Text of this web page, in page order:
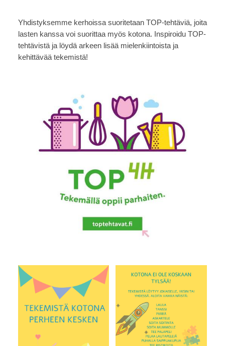
Yhdistyksemme kerhoissa suoritetaan TOP-tehtäviä, joita
lasten kanssa voi suorittaa myös kotona. Inspiroidu TOP-
tehtävistä ja löydä arkeen lisää mielenkiintoista ja
kehittävää tekemistä!